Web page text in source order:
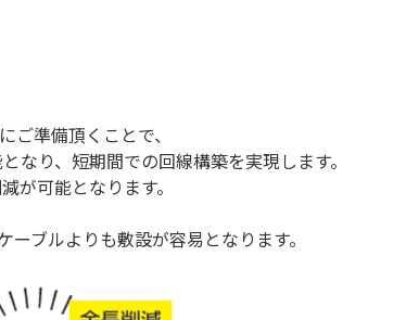
準備頂くことで、
り、短期間での回線構築を実現します。
が可能となります。
ブルよりも敷設が容易となります。